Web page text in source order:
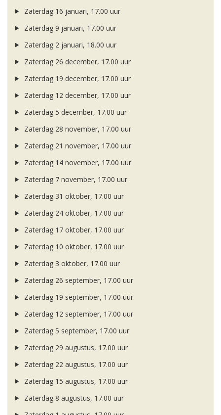
Zaterdag 16 januari, 17.00 uur
Zaterdag 9 januari, 17.00 uur
Zaterdag 2 januari, 18.00 uur
Zaterdag 26 december, 17.00 uur
Zaterdag 19 december, 17.00 uur
Zaterdag 12 december, 17.00 uur
Zaterdag 5 december, 17.00 uur
Zaterdag 28 november, 17.00 uur
Zaterdag 21 november, 17.00 uur
Zaterdag 14 november, 17.00 uur
Zaterdag 7 november, 17.00 uur
Zaterdag 31 oktober, 17.00 uur
Zaterdag 24 oktober, 17.00 uur
Zaterdag 17 oktober, 17.00 uur
Zaterdag 10 oktober, 17.00 uur
Zaterdag 3 oktober, 17.00 uur
Zaterdag 26 september, 17.00 uur
Zaterdag 19 september, 17.00 uur
Zaterdag 12 september, 17.00 uur
Zaterdag 5 september, 17.00 uur
Zaterdag 29 augustus, 17.00 uur
Zaterdag 22 augustus, 17.00 uur
Zaterdag 15 augustus, 17.00 uur
Zaterdag 8 augustus, 17.00 uur